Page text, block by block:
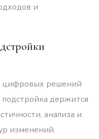
и
цифровых решений
держится
анализа и
изменений.